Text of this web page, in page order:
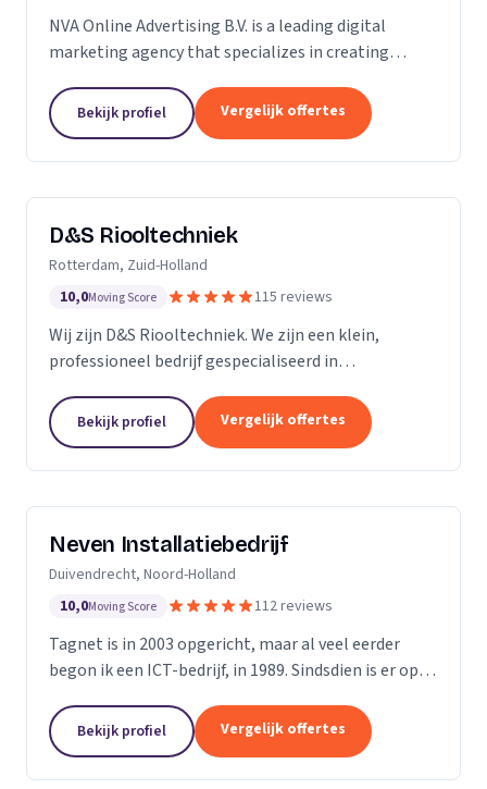
NVA Online Advertising B.V. is a leading digital
marketing agency that specializes in creating
team of seasoned professionals who are
passionate...
Bekijk profiel Vergelijk offertes
D&S Riooltechniek
Rotterdam, Zuid-Holland
10,0Moving Score 115 reviews
Wij zijn D&S Riooltechniek. We zijn een klein,
professioneel bedrijf gespecialiseerd in
klanten zo goed en zo snel mogelijk van dienst te
kunnen zijn....
Bekijk profiel Vergelijk offertes
Neven Installatiebedrijf
Duivendrecht, Noord-Holland
10,0Moving Score 112 reviews
Tagnet is in 2003 opgericht, maar al veel eerder
begon ik een ICT-bedrijf, in 1989. Sindsdien is er op
te vertellen. Wat niet gewijzigd is in al...
Bekijk profiel Vergelijk offertes